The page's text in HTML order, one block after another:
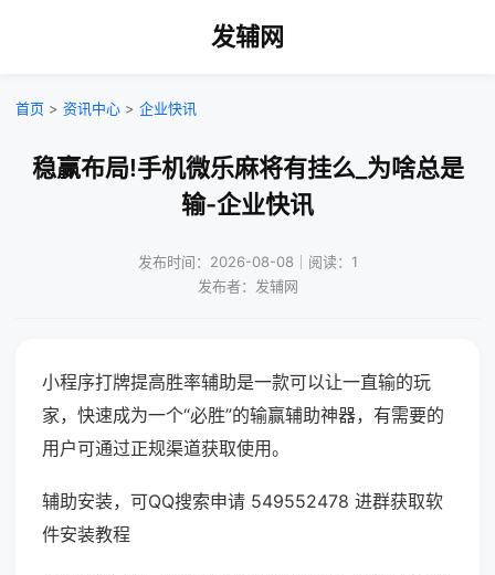
发辅网
首页 > 资讯中心 > 企业快讯
稳赢布局!手机微乐麻将有挂么_为啥总是
输-企业快讯
发布时间：2026-08-08｜阅读：1
发布者：发辅网
小程序打牌提高胜率辅助是一款可以让一直输的玩
家，快速成为一个“必胜”的输赢辅助神器，有需要的
用户可通过正规渠道获取使用。
辅助安装，可QQ搜索申请 549552478 进群获取软
件安装教程